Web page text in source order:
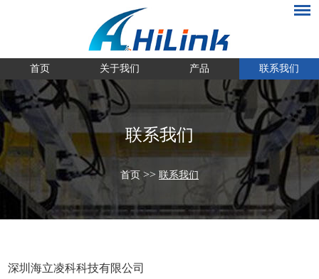
首页 关于我们 产品 联系我们
联系我们
首页 >> 联系我们
深圳海立凌科科技有限公司